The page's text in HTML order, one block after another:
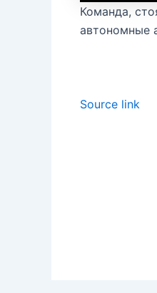
Команда,
автономные
Source link